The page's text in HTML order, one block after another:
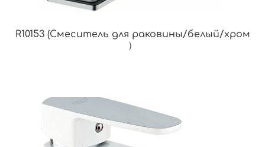
R10153 (Смеситель для раковины/белый/хром
）